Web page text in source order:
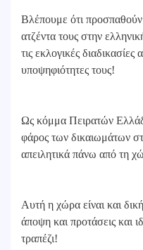
Βλέπουμε ότι
ατζέντα τους στην
τις εκλογικές διαδικασίες
υποψηφιότητες τους!
Ως κόμμα Πειρατών
φάρος των δικαιωμάτων
απειλητικά πάνω από τη
Αυτή η χώρα είναι και
άποψη και προτάσεις και
τραπέζι!